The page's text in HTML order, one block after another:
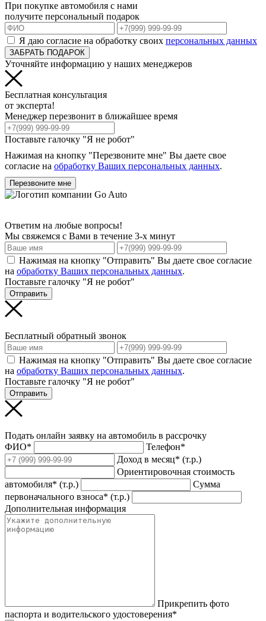
При покупке автомобиля с нами
получите персональный подарок
Я даю согласие на обработку своих персональных данных
ЗАБРАТЬ ПОДАРОК
Уточняйте информацию у наших менеджеров
Бесплатная консультация
от эксперта!
Менеджер перезвонит в ближайшее время
Поставьте галочку "Я не робот"
Нажимая на кнопку "Перезвоните мне" Вы даете свое
согласие на обработку Ваших персональных данных.
Перезвоните мне
Ответим на любые вопросы!
Мы свяжемся с Вами в течение 3-х минут
Нажимая на кнопку "Отправить" Вы даете свое согласие
на обработку Ваших персональных данных.
Поставьте галочку "Я не робот"
Отправить
Бесплатный обратный звонок
Нажимая на кнопку "Отправить" Вы даете свое согласие
на обработку Ваших персональных данных.
Поставьте галочку "Я не робот"
Отправить
Подать онлайн заявку на автомобиль в рассрочку
ФИО*
Телефон*
Доход в месяц* (т.р.)
Ориентировочная стоимость
автомобиля* (т.р.)
Сумма
первоначального взноса* (т.р.)
Дополнительная информация
Прикрепить фото
паспорта и водительского удостоверения*